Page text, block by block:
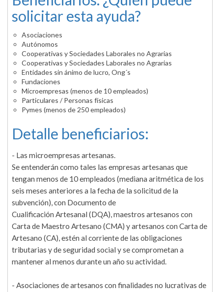
solicitar esta ayuda?
Asociaciones
Autónomos
Cooperativas y Sociedades Laborales no Agrarias
Cooperativas y Sociedades Laborales no Agrarias
Entidades sin ánimo de lucro, Ong´s
Fundaciones
Microempresas (menos de 10 empleados)
Particulares / Personas físicas
Pymes (menos de 250 empleados)
Detalle beneficiarios:
- Las microempresas artesanas.
Se entenderán como tales las empresas artesanas que
tengan menos de 10 empleados (mediana aritmética de los
seis meses anteriores a la fecha de la solicitud de la
subvención), con Documento de
Cualificación Artesanal (DQA), maestros artesanos con
Carta de Maestro Artesano (CMA) y artesanos con Carta de
Artesano (CA), estén al corriente de las obligaciones
tributarias y de seguridad social y se comprometan a
mantener al menos durante un año su actividad.
- Asociaciones de artesanos con finalidades no lucrativas de